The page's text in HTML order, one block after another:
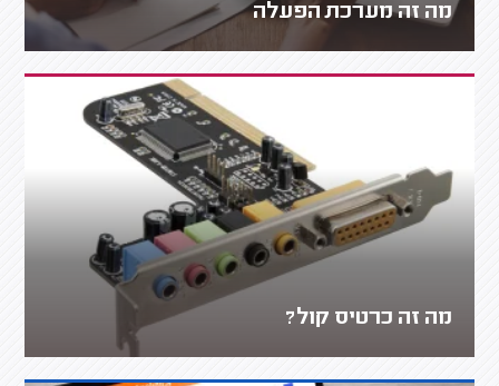
מה זה מערכת הפעלה
מה זה כרטיס קול?